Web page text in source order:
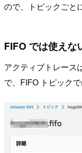
ので、トピックごと
FIFO では使えな
アクティブトレース
で、FIFO トピック